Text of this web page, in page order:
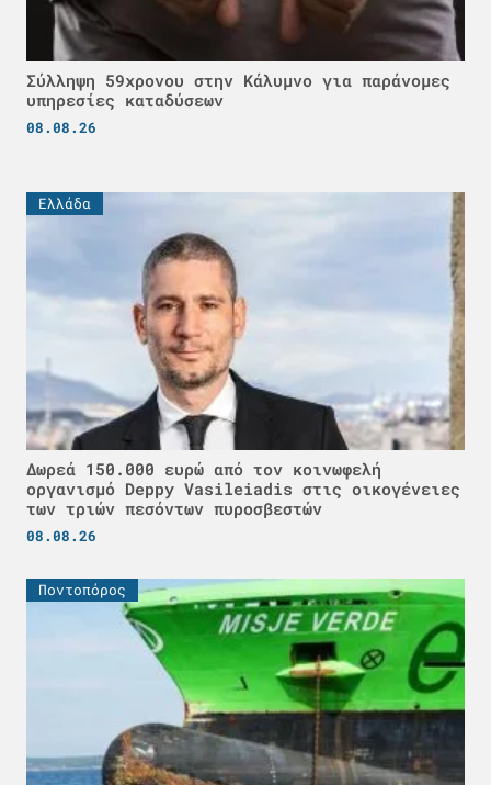
Σύλληψη 59χρονου στην Κάλυμνο για παράνομες
υπηρεσίες καταδύσεων
08.08.26
Ελλάδα
Δωρεά 150.000 ευρώ από τον κοινωφελή
οργανισμό Deppy Vasileiadis στις οικογένειες
των τριών πεσόντων πυροσβεστών
08.08.26
Ποντοπόρος